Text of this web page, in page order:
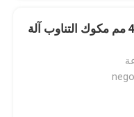
4M فرن 4000 مم مكوك التناوب آلة